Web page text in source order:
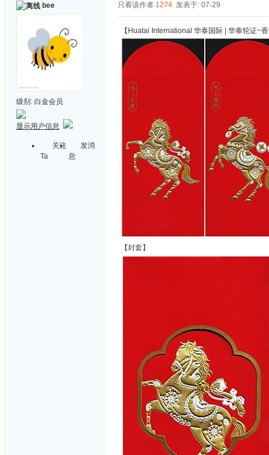
bee
级别: 白金会员
显示用户信息
关注
Ta
发消
息
只看该作者 1274 发表于: 07-29
【Huatai International 华泰国际 | 华泰轮证~
【封套】